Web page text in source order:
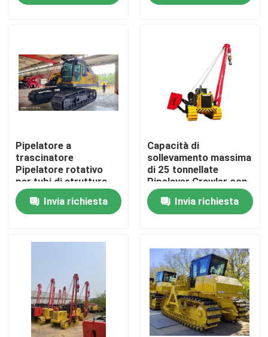
Video
Circa noi
Giro della fabbrica
Controllo di qualità
Contattici
Macchine per condutture
Strato della conduttura
Pipelatore a
trascinatore
Pipelatore rotativo
per tubi di struttura
Invia richiesta
Capacità di
sollevamento massima
di 25 tonnellate
Pipelayer Crawler con
design rosso nero
giallo resistente
Invia richiesta